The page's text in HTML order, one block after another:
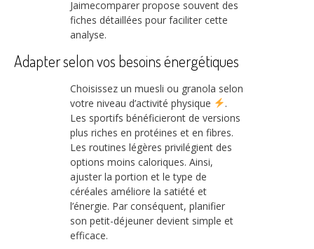
Jaimecomparer propose souvent des
fiches détaillées pour faciliter cette
analyse.
Adapter selon vos besoins énergétiques
Choisissez un muesli ou granola selon
votre niveau d’activité physique
.
Les sportifs bénéficieront de versions
plus riches en protéines et en fibres.
Les routines légères privilégient des
options moins caloriques. Ainsi,
ajuster la portion et le type de
céréales améliore la satiété et
l’énergie. Par conséquent, planifier
son petit-déjeuner devient simple et
efficace.